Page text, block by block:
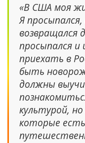
«В США моя
Я
возвращался
просыпался
приехать в
быть
должны
культурой,
которые есть